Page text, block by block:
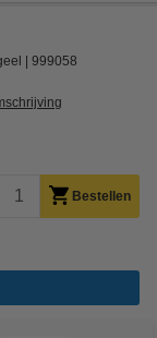
999058
Bestellen